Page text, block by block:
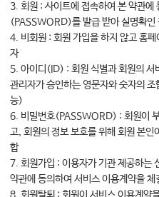
학습자
기자단
참여하기
자주묻
자치동
3. 회원 : 사이트에 접속하여 본 약관
(PASSWORD)를 발급 받아 실명확인
4. 비회원 : 회원 가입을 하지 않고 홈
자
5. 아이디(ID) : 회원 식별과 회원의 서
관리자가 승인하는 영문자와 숫자의
능)
6. 비밀번호(PASSWORD) : 회원이
고, 회원의 정보 보호를 위해 회원 본인
합
7. 회원가입 : 이용자가 기관 제공하는
약관에 동의하여 서비스 이용계약을 체